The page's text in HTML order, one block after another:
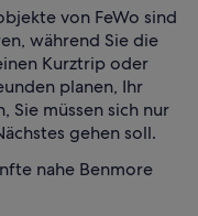
von FeWo sind
während Sie die
Kurztrip oder
planen, Ihr
Sie müssen sich nur
gehen soll.
nahe Benmore